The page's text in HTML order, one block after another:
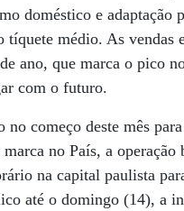
doméstico e adaptação
tíquete médio. As vendas
ano, que marca o pico
com o futuro.
no começo deste mês
no País, a operação
na capital paulista
até o domingo (14), a